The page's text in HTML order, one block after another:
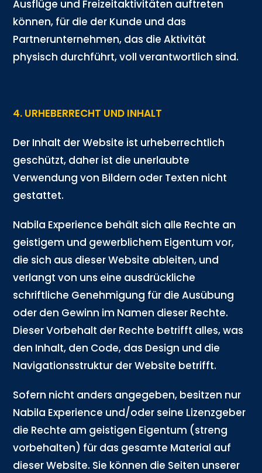
Ausflüge und Freizeitaktivitäten auftreten
können, für die der Kunde und das
Partnerunternehmen, das die Aktivität
physisch durchführt, voll verantwortlich sind.
4. URHEBERRECHT UND INHALT
Der Inhalt der Website ist urheberrechtlich
geschützt, daher ist die unerlaubte
Verwendung von Bildern oder Texten nicht
gestattet.
Nabila Experience behält sich alle Rechte an
geistigem und gewerblichem Eigentum vor,
die sich aus dieser Website ableiten, und
verlangt von uns eine ausdrückliche
schriftliche Genehmigung für die Ausübung
oder den Gewinn im Namen dieser Rechte.
Dieser Vorbehalt der Rechte betrifft alles, was
den Inhalt, den Code, das Design und die
Navigationsstruktur der Website betrifft.
Sofern nicht anders angegeben, besitzen nur
Nabila Experience und/oder seine Lizenzgeber
die Rechte am geistigen Eigentum (streng
vorbehalten) für das gesamte Material auf
dieser Website. Sie können die Seiten unserer